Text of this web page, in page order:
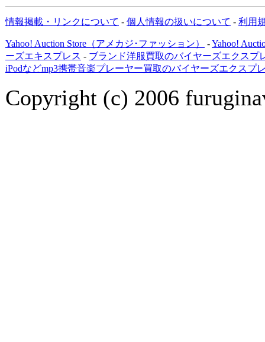
情報掲載・リンクについて - 個人情報の扱いについて - 利用
Yahoo! Auction Store（アメカジ･ファッション） -Yahoo!
ーズエキスプレス - ブランド洋服買取のバイヤーズエクスプ
iPodなどmp3携帯音楽プレーヤー買取のバイヤーズエクスプ
Copyright (c) 2006